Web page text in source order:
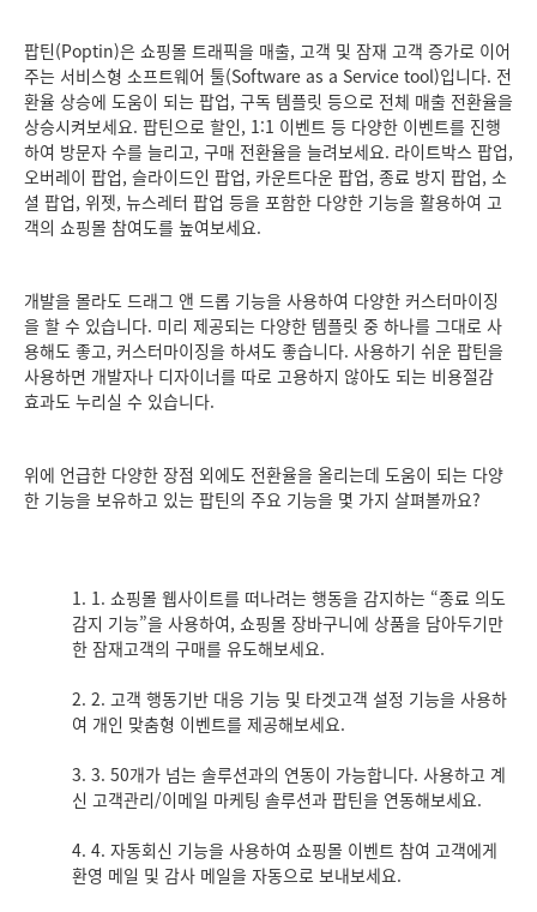
팝틴(Poptin)은 쇼핑몰 트래픽을 매출, 고객 및 잠재 고객 증가로 이어
주는 서비스형 소프트웨어 툴(Software as a Service tool)입니다. 전
환율 상승에 도움이 되는 팝업, 구독 템플릿 등으로 전체 매출 전환율을
상승시켜보세요. 팝틴으로 할인, 1:1 이벤트 등 다양한 이벤트를 진행
하여 방문자 수를 늘리고, 구매 전환율을 늘려보세요. 라이트박스 팝업,
오버레이 팝업, 슬라이드인 팝업, 카운트다운 팝업, 종료 방지 팝업, 소
셜 팝업, 위젯, 뉴스레터 팝업 등을 포함한 다양한 기능을 활용하여 고
객의 쇼핑몰 참여도를 높여보세요.
개발을 몰라도 드래그 앤 드롭 기능을 사용하여 다양한 커스터마이징
을 할 수 있습니다. 미리 제공되는 다양한 템플릿 중 하나를 그대로 사
용해도 좋고, 커스터마이징을 하셔도 좋습니다. 사용하기 쉬운 팝틴을
사용하면 개발자나 디자이너를 따로 고용하지 않아도 되는 비용절감
효과도 누리실 수 있습니다.
위에 언급한 다양한 장점 외에도 전환율을 올리는데 도움이 되는 다양
한 기능을 보유하고 있는 팝틴의 주요 기능을 몇 가지 살펴볼까요?
1. 쇼핑몰 웹사이트를 떠나려는 행동을 감지하는 “종료 의도
감지 기능”을 사용하여, 쇼핑몰 장바구니에 상품을 담아두기만
한 잠재고객의 구매를 유도해보세요.
2. 고객 행동기반 대응 기능 및 타겟고객 설정 기능을 사용하
여 개인 맞춤형 이벤트를 제공해보세요.
3. 50개가 넘는 솔루션과의 연동이 가능합니다. 사용하고 계
신 고객관리/이메일 마케팅 솔루션과 팝틴을 연동해보세요.
4. 자동회신 기능을 사용하여 쇼핑몰 이벤트 참여 고객에게
환영 메일 및 감사 메일을 자동으로 보내보세요.